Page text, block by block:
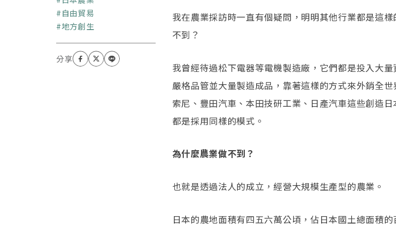
入漫畫創作，1976年以
「早上的陽光中」正式
交差點》獲小學館漫畫
賞；1991年，《課長島
自由貿易
地方創生
我在農業採訪時一直有個疑問，明明其他行業都是這
不到？
我曾經待過松下電器等電機製造廠，它們都是投入大
嚴格品管並大量製造成品，靠著這樣的方式來外銷全世
索尼、豐田汽車、本田技研工業、日產汽車這些創造日
都是採用同樣的模式。
為什麼農業做不到？
也就是透過法人的成立，經營大規模生產型的農業。
日本的農地面積有四五六萬公頃，佔日本國土總面積